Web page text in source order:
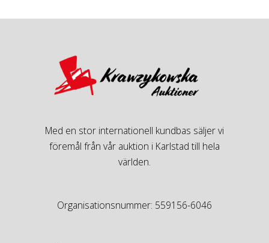
Med en stor internationell kundbas säljer vi
föremål från vår auktion i Karlstad till hela
världen.
Organisationsnummer: 559156-6046